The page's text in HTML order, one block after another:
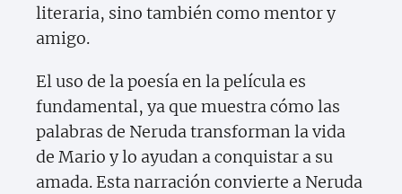
literaria, sino también como mentor y
amigo.
El uso de la poesía en la película es
fundamental, ya que muestra cómo las
palabras de Neruda transforman la vida
de Mario y lo ayudan a conquistar a su
amada. Esta narración convierte a Neruda